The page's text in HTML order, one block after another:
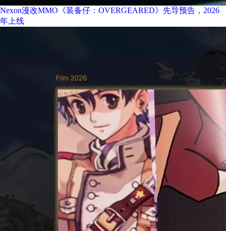
Nexon漫改MMO《装备仔：OVERGEARED》先导预告，2026
年上线